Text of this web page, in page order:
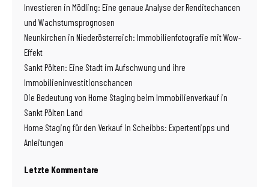
Investieren in Mödling: Eine genaue Analyse der Renditechancen
und Wachstumsprognosen
Neunkirchen in Niederösterreich: Immobilienfotografie mit Wow-
Effekt
Sankt Pölten: Eine Stadt im Aufschwung und ihre
Immobilieninvestitionschancen
Die Bedeutung von Home Staging beim Immobilienverkauf in
Sankt Pölten Land
Home Staging für den Verkauf in Scheibbs: Expertentipps und
Anleitungen
Letzte Kommentare